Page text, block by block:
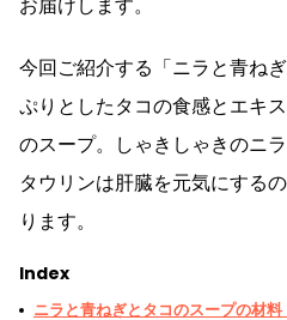
お届けします。
今回ご紹介する「ニラと青ね
ぷりとしたタコの食感とエキ
のスープ。しゃきしゃきのニ
タウリンは肝臓を元気にする
ります。
Index
ニラと青ねぎとタコのスープの材料